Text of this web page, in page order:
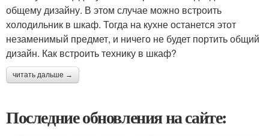
общему дизайну. В этом случае можно встроить
холодильник в шкаф. Тогда на кухне останется этот
незаменимый предмет, и ничего не будет портить общий
дизайн. Как встроить технику в шкаф?
читать дальше →
Последние обновления на сайте: